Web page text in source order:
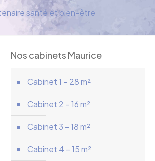
santé et bien-être
Nos cabinets Maurice
Cabinet 1 – 28 m²
Cabinet 2 – 16 m²
Cabinet 3 – 18 m²
Cabinet 4 – 15 m²